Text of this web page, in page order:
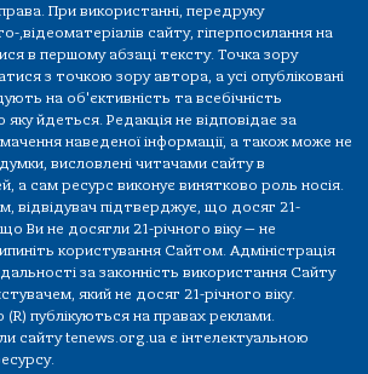
При використанні, передруку
,відеоматеріалів сайту, гіперпосилання на
в першому абзаці тексту. Точка зору
з точкою зору автора, а усі опубліковані
на об'єктивність та всебічність
йдеться. Редакція не відповідає за
наведеної інформації, а також може не
висловлені читачами сайту в
а сам ресурс виконує винятково роль носія.
відвідувач підтверджує, що досяг 21-
Ви не досягли 21-річного віку — не
користування Сайтом. Адміністрація
за законність використання Сайту
який не досяг 21-річного віку.
публікуються на правах реклами.
сайту tenews.org.ua є інтелектуальною